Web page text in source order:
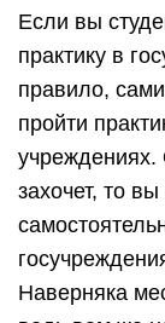
Если вы
практику в
правило,
пройти
учреждениях.
захочет, то
Наверняка